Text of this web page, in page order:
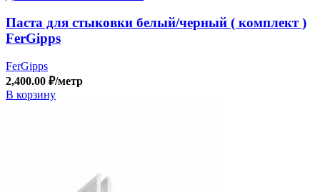
Паста для стыковки белый/черный ( комплект )
FerGipps
FerGipps
2,400.00 ₽/метр
В корзину